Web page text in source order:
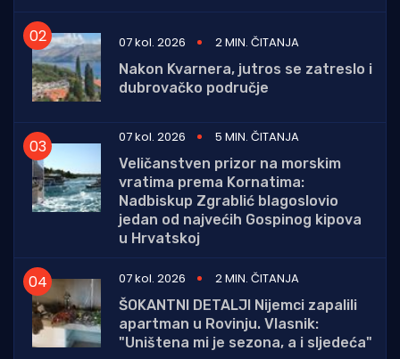
07 kol. 2026
2 MIN. ČITANJA
Nakon Kvarnera, jutros se zatreslo i
dubrovačko područje
07 kol. 2026
5 MIN. ČITANJA
Veličanstven prizor na morskim
vratima prema Kornatima:
Nadbiskup Zgrablić blagoslovio
jedan od najvećih Gospinog kipova
u Hrvatskoj
07 kol. 2026
2 MIN. ČITANJA
ŠOKANTNI DETALJI Nijemci zapalili
apartman u Rovinju. Vlasnik:
"Uništena mi je sezona, a i sljedeća"